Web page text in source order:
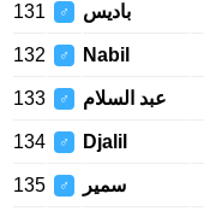
131 ♂ باديس
132 ♂ Nabil
133 ♂ عبد السلام
134 ♂ Djalil
135 ♂ سمير